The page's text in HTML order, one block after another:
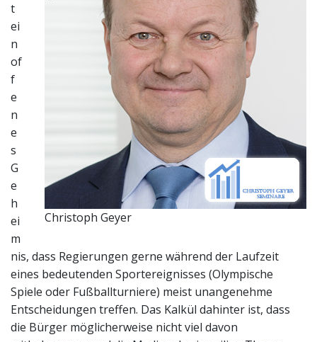
Christoph Geyer
t
ei
n
of
f
e
n
e
s
G
e
h
ei
m
nis, dass Regierungen gerne während der Laufzeit
eines bedeutenden Sportereignisses (Olympische
Spiele oder Fußballturniere) meist unangenehme
Entscheidungen treffen. Das Kalkül dahinter ist, dass
die Bürger möglicherweise nicht viel davon